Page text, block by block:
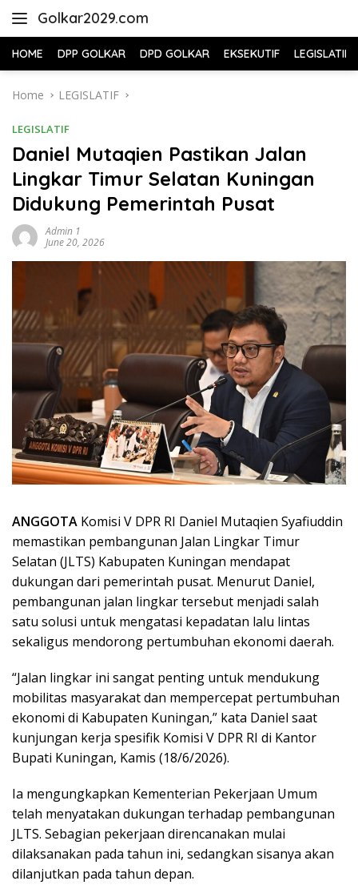
Golkar2029.com
HOME DPP GOLKAR DPD GOLKAR EKSEKUTIF LEGISLATIF
Home LEGISLATIF
LEGISLATIF
Daniel Mutaqien Pastikan Jalan
Lingkar Timur Selatan Kuningan
Didukung Pemerintah Pusat
Admin 1
June 20, 2026
ANGGOTA Komisi V DPR RI Daniel Mutaqien Syafiuddin
memastikan pembangunan Jalan Lingkar Timur
Selatan (JLTS) Kabupaten Kuningan mendapat
dukungan dari pemerintah pusat. Menurut Daniel,
pembangunan jalan lingkar tersebut menjadi salah
satu solusi untuk mengatasi kepadatan lalu lintas
sekaligus mendorong pertumbuhan ekonomi daerah.
“Jalan lingkar ini sangat penting untuk mendukung
mobilitas masyarakat dan mempercepat pertumbuhan
ekonomi di Kabupaten Kuningan,” kata Daniel saat
kunjungan kerja spesifik Komisi V DPR RI di Kantor
Bupati Kuningan, Kamis (18/6/2026).
Ia mengungkapkan Kementerian Pekerjaan Umum
telah menyatakan dukungan terhadap pembangunan
JLTS. Sebagian pekerjaan direncanakan mulai
dilaksanakan pada tahun ini, sedangkan sisanya akan
dilanjutkan pada tahun depan.